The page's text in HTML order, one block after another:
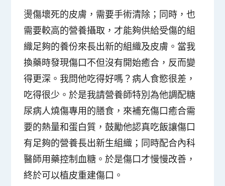
燙傷壞死的皮膚，需要手術清除；同時，也
需要較高的營養攝取，才能夠供給受傷的組
織足夠的養份來長出新的組織及皮膚。當我
換藥時發現傷口不但沒有開始癒合，反而變
得更深。我問他吃得好嗎？病人食慾很差，
吃得很少。於是我請營養師特別為他調配糖
尿病人燒傷專用的膳食，來補充傷口癒合需
要的熱量和蛋白質，鼓勵他認真吃飯讓傷口
有足夠的營養長出新生組織；同時配合內科
醫師用藥控制血糖。於是傷口才慢慢改善，
終於可以植皮重建傷口。